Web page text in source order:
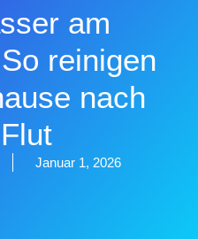
am
reinigen
nach
Januar 1, 2026